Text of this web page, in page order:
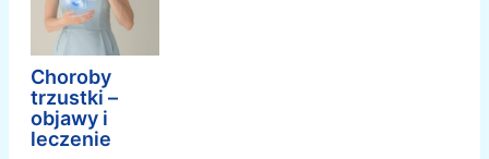
Choroby
trzustki –
objawy i
leczenie